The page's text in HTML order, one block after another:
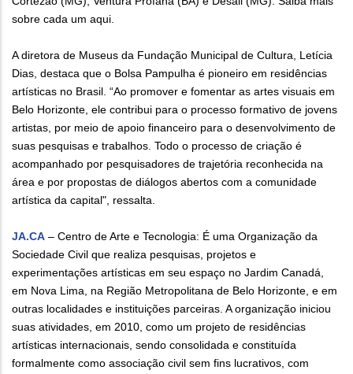
sobre cada um aqui.
A diretora de Museus da Fundação Municipal de Cultura, Letícia
Dias, destaca que o Bolsa Pampulha é pioneiro em residências
artísticas no Brasil. “Ao promover e fomentar as artes visuais em
Belo Horizonte, ele contribui para o processo formativo de jovens
artistas, por meio de apoio financeiro para o desenvolvimento de
suas pesquisas e trabalhos. Todo o processo de criação é
acompanhado por pesquisadores de trajetória reconhecida na
área e por propostas de diálogos abertos com a comunidade
artística da capital", ressalta.
JA.CA – Centro de Arte e Tecnologia: É uma Organização da
Sociedade Civil que realiza pesquisas, projetos e
experimentações artísticas em seu espaço no Jardim Canadá,
em Nova Lima, na Região Metropolitana de Belo Horizonte, e em
outras localidades e instituições parceiras. A organização iniciou
suas atividades, em 2010, como um projeto de residências
artísticas internacionais, sendo consolidada e constituída
formalmente como associação civil sem fins lucrativos, com